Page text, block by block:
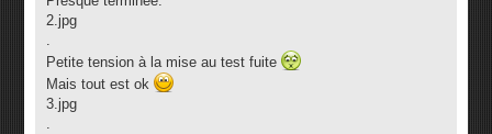
2.jpg
.
Petite tension à la mise au test fuite
Mais tout est ok
3.jpg
.